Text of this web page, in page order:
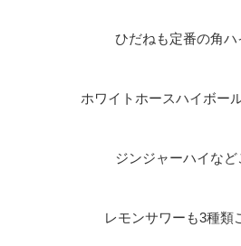
ひだねも定番の角ハ
ホワイトホースハイボー
ジンジャーハイなど
レモンサワーも3種類